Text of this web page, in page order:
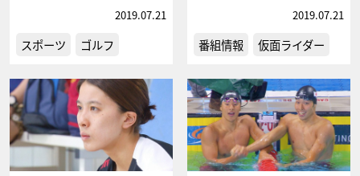
2019.07.21
スポーツ ゴルフ
2019.07.21
番組情報 仮面ライダー